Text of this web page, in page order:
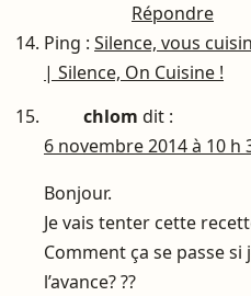
Répondre
Ping : Silence, vous
| Silence, On Cuisine !
chlom dit :
6 novembre 2014 à 10 h
Bonjour.
Je vais tenter cette
Comment ça se passe
l’avance? ??